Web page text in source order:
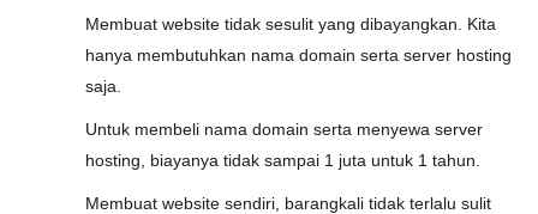
Membuat website tidak sesulit yang dibayangkan. Kita
hanya membutuhkan nama domain serta server hosting
saja.
Untuk membeli nama domain serta menyewa server
hosting, biayanya tidak sampai 1 juta untuk 1 tahun.
Membuat website sendiri, barangkali tidak terlalu sulit